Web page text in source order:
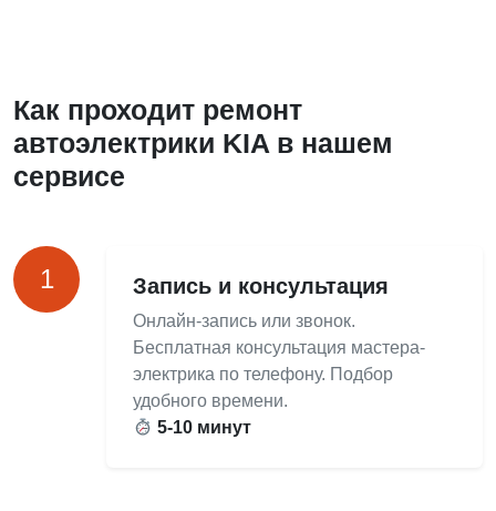
Как проходит ремонт
автоэлектрики KIA в нашем
сервисе
1 Запись и консультация
Онлайн-запись или звонок.
Бесплатная консультация мастера-
электрика по телефону. Подбор
удобного времени.
5-10 минут